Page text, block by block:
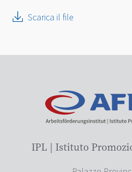
Scarica il file
IPL | Istituto